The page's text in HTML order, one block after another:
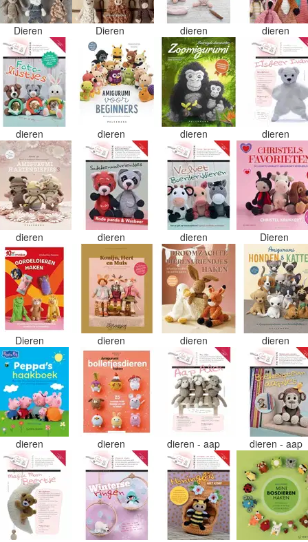
Dieren Dieren dieren dieren
dieren dieren dieren dieren
dieren dieren dieren Dieren
Dieren dieren dieren dieren
dieren dieren dieren - aap dieren - aap